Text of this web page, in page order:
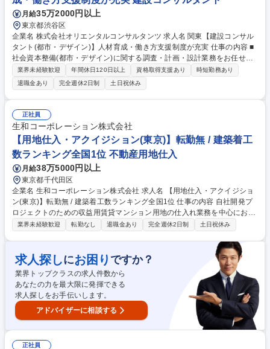
月給35万2000円以上
東京都渋谷区
企業名 株式会社オリエンタルコンサルタンツ 求人名 関東【建設コンサル
タント(都市・デザイン)】人材育成・働き方支援制度が充実 仕事の内容 ■
社会資本整備(都市・デザイン)に関する調査・計画・設計業務をお任せし
ます。 ・地域の自然環境、歴史文化を踏まえ景観や街づくりをはじめとし
た都市開発事業において、積極的に新たな技術/工法/手法を用いた、次世
代に残る都市や景観の設計に携わって頂きます。 《計画・設計事例》 陸
前高田市震災復興支援、渋谷駅周辺交通施設設備の導入可能性検討、首都
高上野線秋葉原駅前修景等の計画・設計を手掛けています。 募集職種 関
東【建設コンサルタント(都市・デザイン)】人材育成・働き方支援制度が
充実
業界未経験歓迎 年間休日120日以上 資格取得支援あり
時短勤務あり
退職金あり
完全週休2日制 土日祝休み
正社員
生和コーポレーション株式会社
【用地仕入・アクイジション(東京)】転勤無 / 建築着工
数ランキング全国1位 不動産用地仕入
月給38万5000円以上
東京都千代田区
企業名 生和コーポレーション株式会社 求人名 【用地仕入・アクイジショ
ン(東京)】転勤無 / 建築着工数ランキング全国1位 仕事の内容 自社開発プ
ロジェクトのための収益用賃貸マンション用地の仕入れ業務を中心にお任
せします。 ＜詳細＞事業計画の策定、マーケティング戦略の立案・実行、
で急成長し、13年連続「建築着工数ランキング全国1位」となりました。
グループ2,000億規模に拡大を目指し、用地仕入れ部門を強化していま
す。 【やりがい】新しい組織のため、これまでのご経験を活かしながら、
事業拡大に携わることができます。チーム活動が中心で、事業計画の策定
～戦略の立案・実行まで幅広く携わることができます。 募集職種 【用地
仕入・アクイジション(東京)】転勤無 / 建築着工数ランキング全国1位
業界未経験歓迎 転勤なし 退職金あり 完全週休2日制 土日祝休み
求人探しにお困り ですか？
業界トップクラスの求人件数から
あなたの力を最大限に発揮できる
求人探しをお手伝いします。
アドバイザーに相談する
正社員